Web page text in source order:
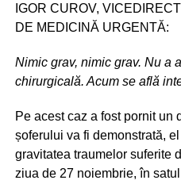
IGOR CUROV,
DE MEDICINĂ URGENTĂ:
Nimic grav, nimic grav. Nu a
chirurgicală. Acum se află
Pe acest caz a fost pornit un
șoferului va fi demonstrată,
gravitatea traumelor suferite
ziua de 27 noiembrie, în